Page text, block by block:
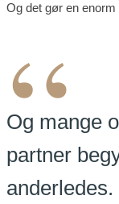
Og det gør en
“
Og mange
partner
anderledes.